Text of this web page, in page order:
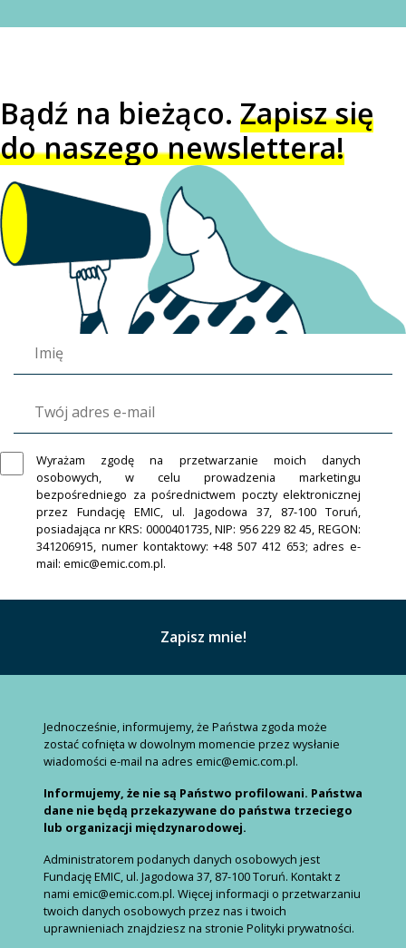
Bądź na bieżąco. Zapisz się
do naszego newslettera!
Wyrażam zgodę na przetwarzanie moich danych
osobowych, w celu prowadzenia marketingu
bezpośredniego za pośrednictwem poczty elektronicznej
przez Fundację EMIC, ul. Jagodowa 37, 87-100 Toruń,
posiadająca nr KRS: 0000401735, NIP: 956 229 82 45, REGON:
341206915, numer kontaktowy: +48 507 412 653; adres e-
mail: emic@emic.com.pl.
Jednocześnie, informujemy, że Państwa zgoda może
zostać cofnięta w dowolnym momencie przez wysłanie
wiadomości e-mail na adres emic@emic.com.pl.
Informujemy, że nie są Państwo profilowani. Państwa
dane nie będą przekazywane do państwa trzeciego
lub organizacji międzynarodowej.
Administratorem podanych danych osobowych jest
Fundację EMIC, ul. Jagodowa 37, 87-100 Toruń. Kontakt z
nami emic@emic.com.pl. Więcej informacji o przetwarzaniu
twoich danych osobowych przez nas i twoich
uprawnieniach znajdziesz na stronie Polityki prywatności.